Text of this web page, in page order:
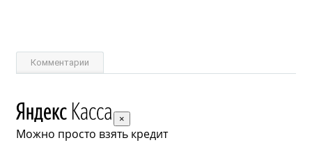
Комментарии
×
Можно просто взять кредит